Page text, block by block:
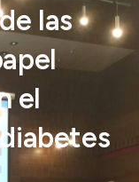
las
el